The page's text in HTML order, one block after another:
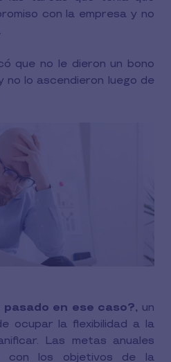
con la empresa y no
que no le dieron un bono
no lo ascendieron luego de
en ese caso?, un
ocupar la flexibilidad a la
Las metas anuales
con los objetivos de la